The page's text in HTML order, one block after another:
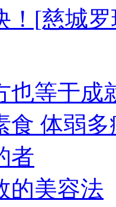
！[慈城
也等于成
食 体弱
者
的美容法